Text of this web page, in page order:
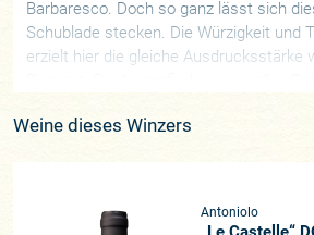
Barbaresco. Doch so ganz lässt sich
Schublade stecken. Die Würzigkeit und
erzielt hier die gleiche Ausdrucksstärke
Piemont. Doch empfinden wir große
daran, dass die hier durch die Alpen vor
Anklänge von großen Pinot Noir
Weine dieses Winzers
Antoniolo